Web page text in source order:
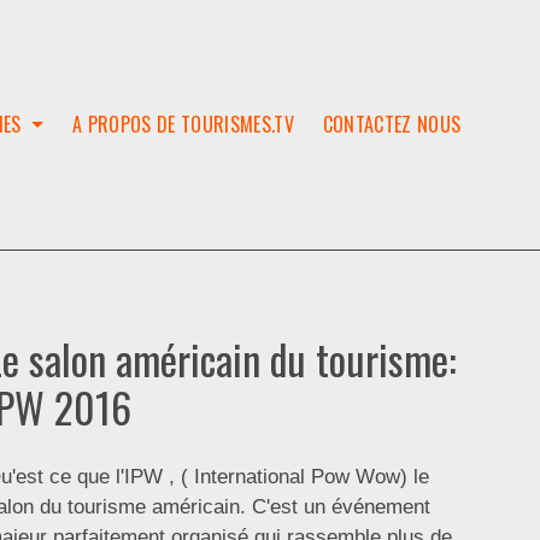
A PROPOS DE TOURISMES.TV CONTACTEZ NOUS
salon américain du tourisme:
2016
ce que l'IPW , ( International Pow Wow) le
du tourisme américain. C'est un événement